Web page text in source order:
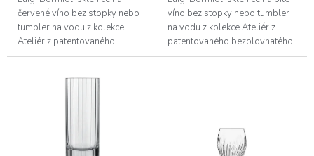
červené víno bez stopky nebo
tumbler na vodu z kolekce
Ateliér z patentovaného
bezolovnatého foukaného
výšenou odolností...
víno bez stopky nebo tumbler
na vodu z kolekce Ateliér z
patentovaného bezolovnatého
foukaného křišťálového skla